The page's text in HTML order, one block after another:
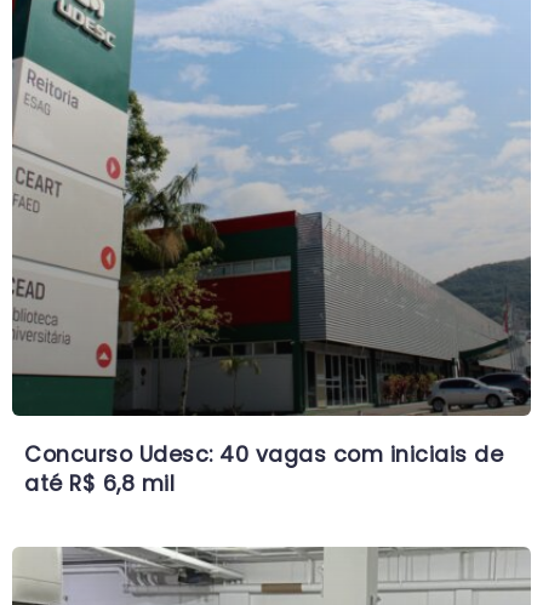
Concurso Udesc: 40 vagas com iniciais de
até R$ 6,8 mil